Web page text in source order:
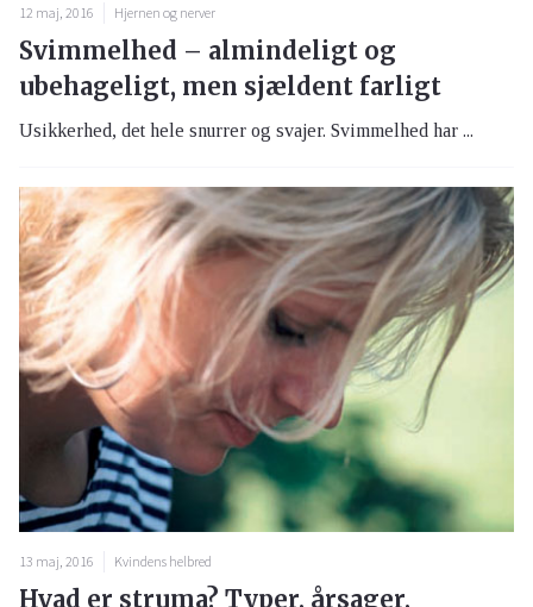
12 maj, 2016 Hjernen og nerver
Svimmelhed – almindeligt og
ubehageligt, men sjældent farligt
Usikkerhed, det hele snurrer og svajer. Svimmelhed har ...
13 maj, 2016 Kvindens helbred
Hvad er struma? Typer, årsager,